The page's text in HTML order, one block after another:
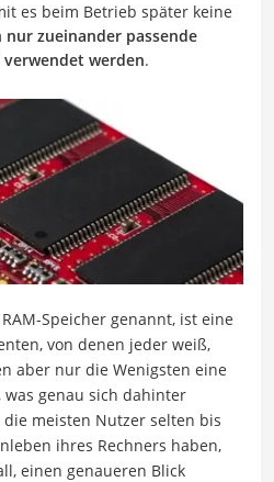
es beim Betrieb später keine
nur zueinander passende
werden.
Speicher genannt, ist eine
von denen jeder weiß,
aber nur die Wenigsten eine
genau sich dahinter
meisten Nutzer selten bis
ihres Rechners haben,
einen genaueren Blick